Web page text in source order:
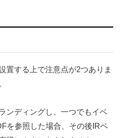
置する上で注意点が2つありま
ンディングし、一つでもイベ
を参照した場合、その後IRペ